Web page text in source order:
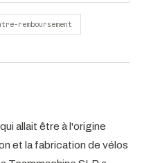
remboursement
allait être à l'origine
et la fabrication de vélos